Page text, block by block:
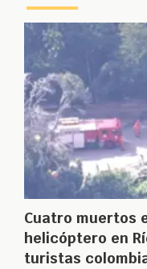
Cuatro muertos
helicóptero en
turistas